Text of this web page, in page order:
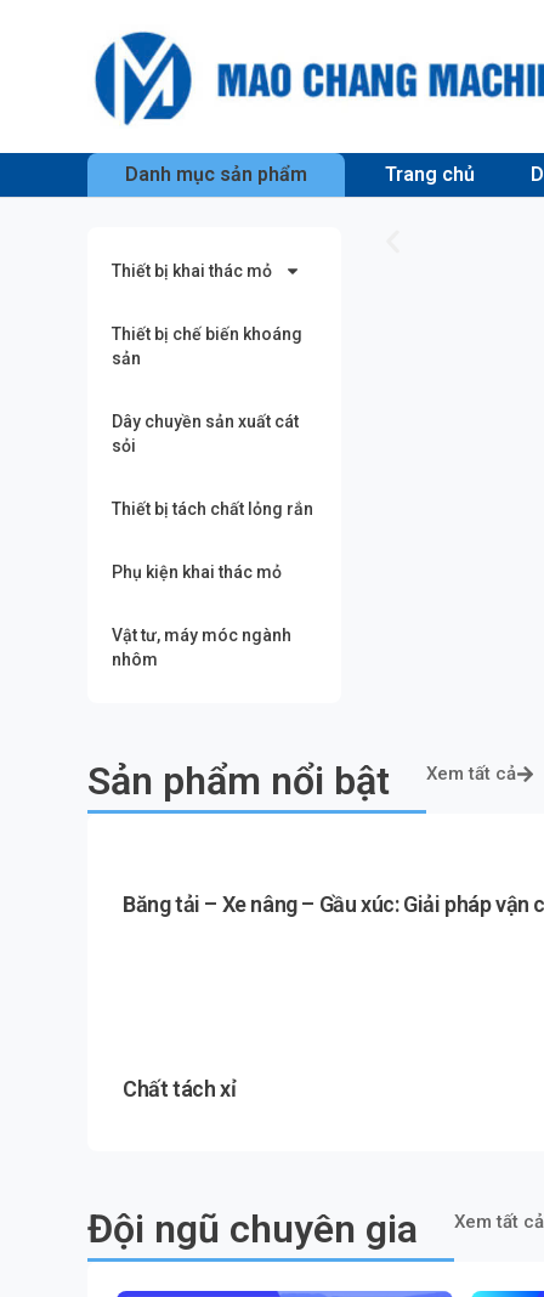
Danh mục sản phẩm Trang chủ
Thiết bị khai thác mỏ
Thiết bị chế biến khoáng
sản
Dây chuyền sản xuất cát
sỏi
Thiết bị tách chất lỏng rắn
Phụ kiện khai thác mỏ
Vật tư, máy móc ngành
nhôm
Sản phẩm nổi bật Xem tất cả
Băng tải – Xe nâng – Gầu xúc: Giải pháp
Chất tách xỉ
Đội ngũ chuyên gia Xem tất cả